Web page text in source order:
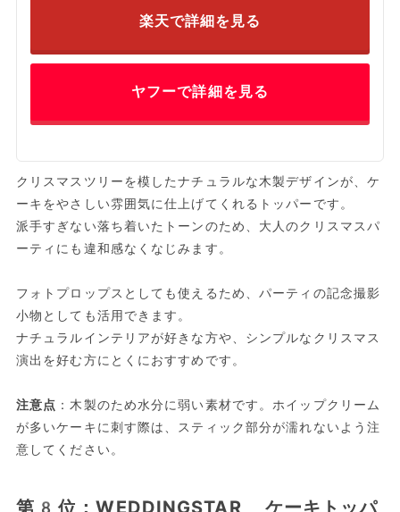
楽天で詳細を見る
ヤフーで詳細を見る
クリスマスツリーを模したナチュラルな木製デザインが、ケ
ーキをやさしい雰囲気に仕上げてくれるトッパーです。
派手すぎない落ち着いたトーンのため、大人のクリスマスパ
ーティにも違和感なくなじみます。
フォトプロップスとしても使えるため、パーティの記念撮影
小物としても活用できます。
ナチュラルインテリアが好きな方や、シンプルなクリスマス
演出を好む方にとくにおすすめです。
注意点 ：木製のため水分に弱い素材です。ホイップクリーム
が多いケーキに刺す際は、スティック部分が濡れないよう注
意してください。
第8位：WEDDINGSTAR ケーキトッパ